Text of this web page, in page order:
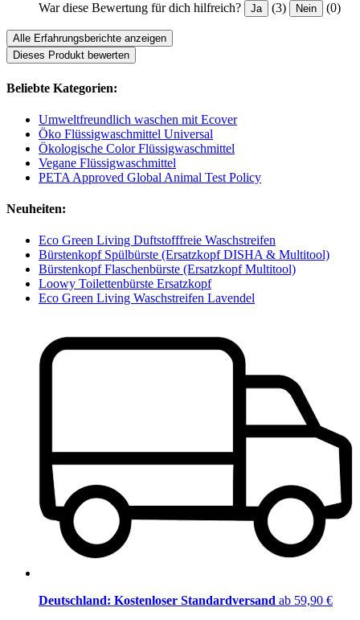
War diese Bewertung für dich hilfreich? Ja (3) Nein (0)
Alle Erfahrungsberichte anzeigen
Dieses Produkt bewerten
Beliebte Kategorien:
Umweltfreundlich waschen mit Ecover
Öko Flüssigwaschmittel Universal
Ökologische Color Flüssigwaschmittel
Vegane Flüssigwaschmittel
PETA Approved Global Animal Test Policy
Neuheiten:
Eco Green Living Duftstofffreie Waschstreifen
Bürstenkopf Spülbürste (Ersatzkopf DISHA & Multitool)
Bürstenkopf Flaschenbürste (Ersatzkopf Multitool)
Loowy Toilettenbürste Ersatzkopf
Eco Green Living Waschstreifen Lavendel
Deutschland: Kostenloser Standardversand ab 59,90 €